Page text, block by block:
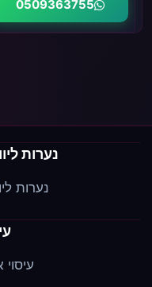
0509363755
נערות
נערות
עיסוי